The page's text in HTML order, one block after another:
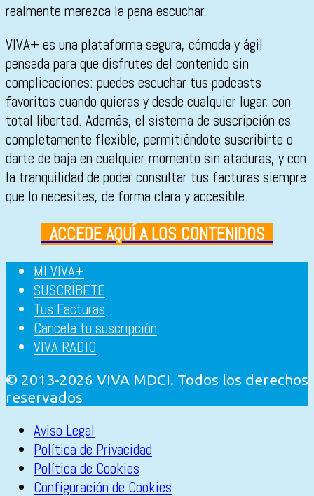
realmente merezca la pena escuchar.
VIVA+ es una plataforma segura, cómoda y ágil
pensada para que disfrutes del contenido sin
complicaciones: puedes escuchar tus podcasts
favoritos cuando quieras y desde cualquier lugar, con
total libertad. Además, el sistema de suscripción es
completamente flexible, permitiéndote suscribirte o
darte de baja en cualquier momento sin ataduras, y con
la tranquilidad de poder consultar tus facturas siempre
que lo necesites, de forma clara y accesible.
ACCEDE AQUÍ A LOS CONTENIDOS
MI VIVA+
SUSCRÍBETE
Tus Facturas
Cancela tu suscripción
VIVA RADIO
© 2013-2026 VIVA MDCI. Todos los derechos
reservados
Aviso Legal
Política de Privacidad
Política de Cookies
Configuración de Cookies